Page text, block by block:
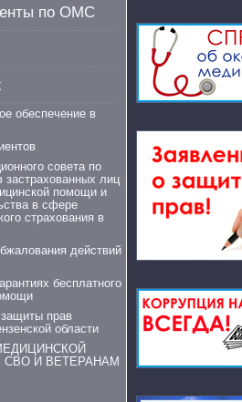
по ОМС
обеспечение в
совета по
застрахованных лиц
помощи и
в сфере
страхования в
действий
бесплатного
защиты прав
области
И ВЕТЕРАНАМ